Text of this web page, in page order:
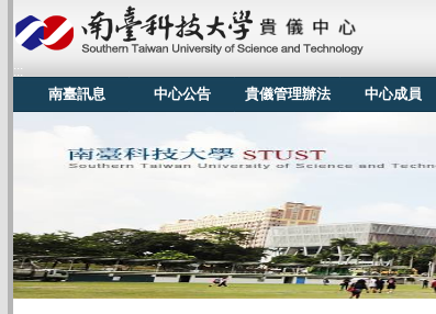
:::
南臺訊息 中心公告 貴儀管理辦法 中心成員